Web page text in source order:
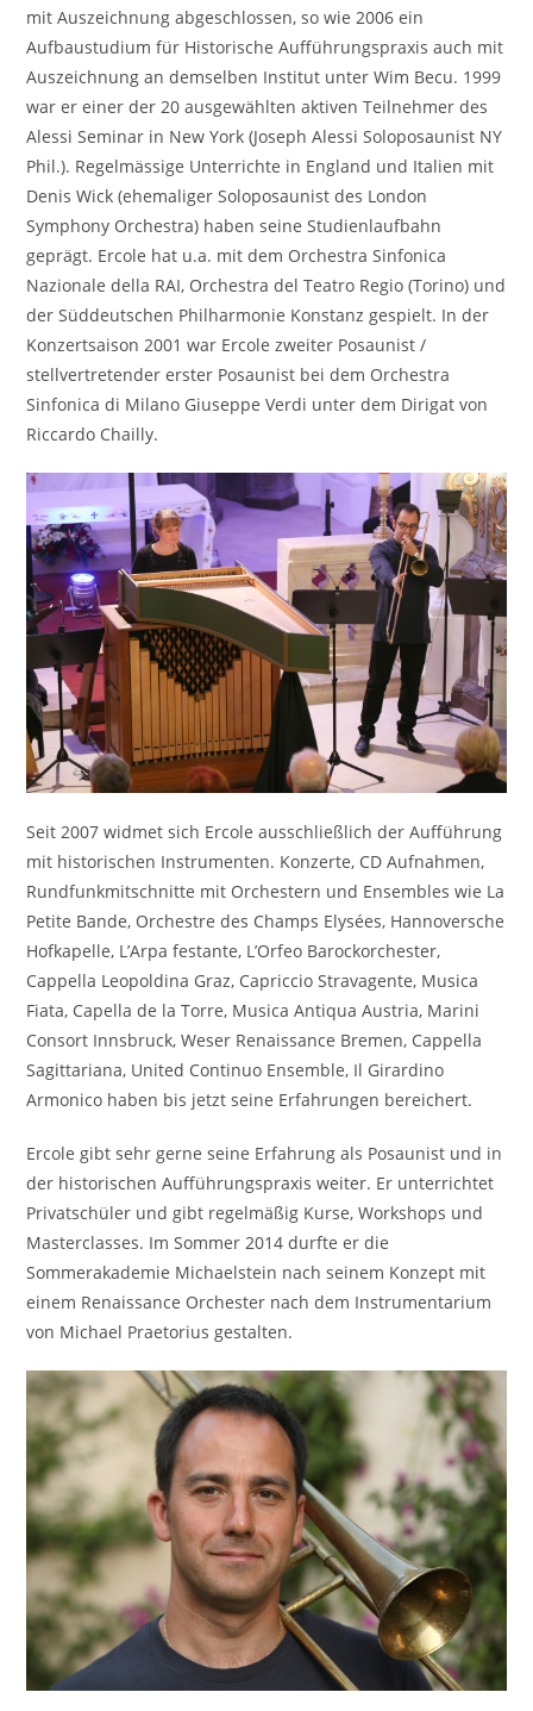
mit Auszeichnung abgeschlossen, so wie 2006 ein
Aufbaustudium für Historische Aufführungspraxis auch mit
Auszeichnung an demselben Institut unter Wim Becu. 1999
war er einer der 20 ausgewählten aktiven Teilnehmer des
Alessi Seminar in New York (Joseph Alessi Soloposaunist NY
Phil.). Regelmässige Unterrichte in England und Italien mit
Denis Wick (ehemaliger Soloposaunist des London
Symphony Orchestra) haben seine Studienlaufbahn
geprägt. Ercole hat u.a. mit dem Orchestra Sinfonica
Nazionale della RAI, Orchestra del Teatro Regio (Torino) und
der Süddeutschen Philharmonie Konstanz gespielt. In der
Konzertsaison 2001 war Ercole zweiter Posaunist /
stellvertretender erster Posaunist bei dem Orchestra
Sinfonica di Milano Giuseppe Verdi unter dem Dirigat von
Riccardo Chailly.
Seit 2007 widmet sich Ercole ausschließlich der Aufführung
mit historischen Instrumenten. Konzerte, CD Aufnahmen,
Rundfunkmitschnitte mit Orchestern und Ensembles wie La
Petite Bande, Orchestre des Champs Elysées, Hannoversche
Hofkapelle, L’Arpa festante, L’Orfeo Barockorchester,
Cappella Leopoldina Graz, Capriccio Stravagente, Musica
Fiata, Capella de la Torre, Musica Antiqua Austria, Marini
Consort Innsbruck, Weser Renaissance Bremen, Cappella
Sagittariana, United Continuo Ensemble, Il Girardino
Armonico haben bis jetzt seine Erfahrungen bereichert.
Ercole gibt sehr gerne seine Erfahrung als Posaunist und in
der historischen Aufführungspraxis weiter. Er unterrichtet
Privatschüler und gibt regelmäßig Kurse, Workshops und
Masterclasses. Im Sommer 2014 durfte er die
Sommerakademie Michaelstein nach seinem Konzept mit
einem Renaissance Orchester nach dem Instrumentarium
von Michael Praetorius gestalten.